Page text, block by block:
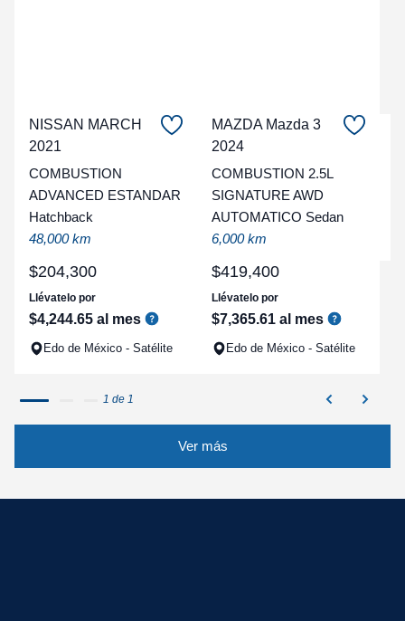
NISSAN MARCH
2021
COMBUSTION
ADVANCED ESTANDAR
Hatchback
48,000 km
$204,300
Llévatelo por
$4,244.65 al mes
Edo de México - Satélite
MAZDA Mazda 3
2024
COMBUSTION 2.5L
SIGNATURE AWD
AUTOMATICO Sedan
6,000 km
$419,400
Llévatelo por
$7,365.61 al mes
Edo de México - Satélite
1 de 1
Ver más